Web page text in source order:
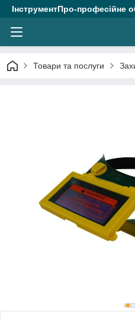
ІнструментПро-професійне
Товари та послуги